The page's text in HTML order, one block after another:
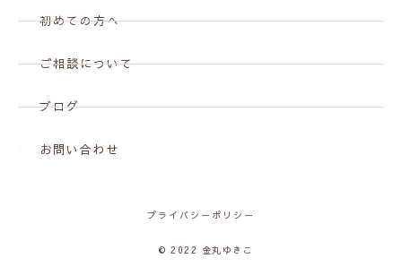
初めての方へ
ご相談について
ブログ
お問い合わせ
プライバシーポリシー
© 2022 金丸ゆきこ